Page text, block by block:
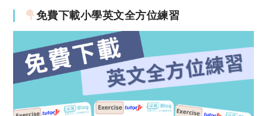
免費下載小學英文全方位練習